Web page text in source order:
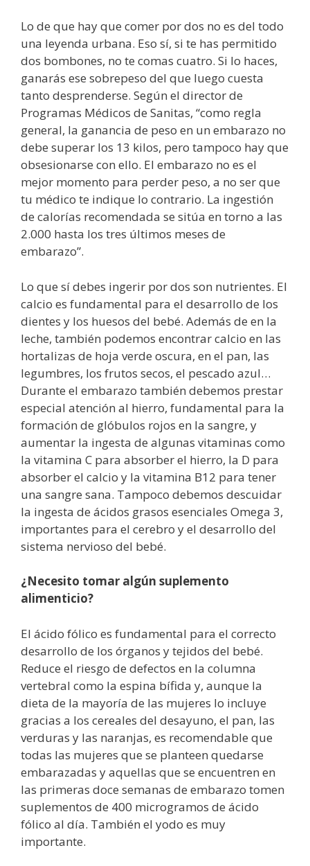
Lo de que hay que comer por dos no es del todo
una leyenda urbana. Eso sí, si te has permitido
dos bombones, no te comas cuatro. Si lo haces,
ganarás ese sobrepeso del que luego cuesta
tanto desprenderse. Según el director de
Programas Médicos de Sanitas, “como regla
general, la ganancia de peso en un embarazo no
debe superar los 13 kilos, pero tampoco hay que
obsesionarse con ello. El embarazo no es el
mejor momento para perder peso, a no ser que
tu médico te indique lo contrario. La ingestión
de calorías recomendada se sitúa en torno a las
2.000 hasta los tres últimos meses de
embarazo”.
Lo que sí debes ingerir por dos son nutrientes. El
calcio es fundamental para el desarrollo de los
dientes y los huesos del bebé. Además de en la
leche, también podemos encontrar calcio en las
hortalizas de hoja verde oscura, en el pan, las
legumbres, los frutos secos, el pescado azul…
Durante el embarazo también debemos prestar
especial atención al hierro, fundamental para la
formación de glóbulos rojos en la sangre, y
aumentar la ingesta de algunas vitaminas como
la vitamina C para absorber el hierro, la D para
absorber el calcio y la vitamina B12 para tener
una sangre sana. Tampoco debemos descuidar
la ingesta de ácidos grasos esenciales Omega 3,
importantes para el cerebro y el desarrollo del
sistema nervioso del bebé.
¿Necesito tomar algún suplemento
alimenticio?
El ácido fólico es fundamental para el correcto
desarrollo de los órganos y tejidos del bebé.
Reduce el riesgo de defectos en la columna
vertebral como la espina bífida y, aunque la
dieta de la mayoría de las mujeres lo incluye
gracias a los cereales del desayuno, el pan, las
verduras y las naranjas, es recomendable que
todas las mujeres que se planteen quedarse
embarazadas y aquellas que se encuentren en
las primeras doce semanas de embarazo tomen
suplementos de 400 microgramos de ácido
fólico al día. También el yodo es muy
importante.